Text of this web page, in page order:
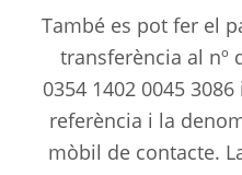
També es pot fer el
transferència al nº
0354 1402 0045
referència i la
mòbil de contacte.